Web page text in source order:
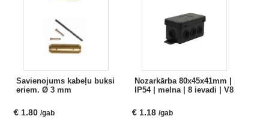
Savienojums kabeļu buksi
eriem. Ø 3 mm
€ 1.80 /gab
Nozarkārba 80x45x41mm |
IP54 | melna | 8 ievadi | V8
€ 1.18 /gab